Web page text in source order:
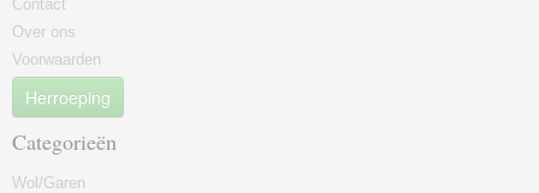
Contact
Over ons
Voorwaarden
Herroeping
Categorieën
Wol/Garen